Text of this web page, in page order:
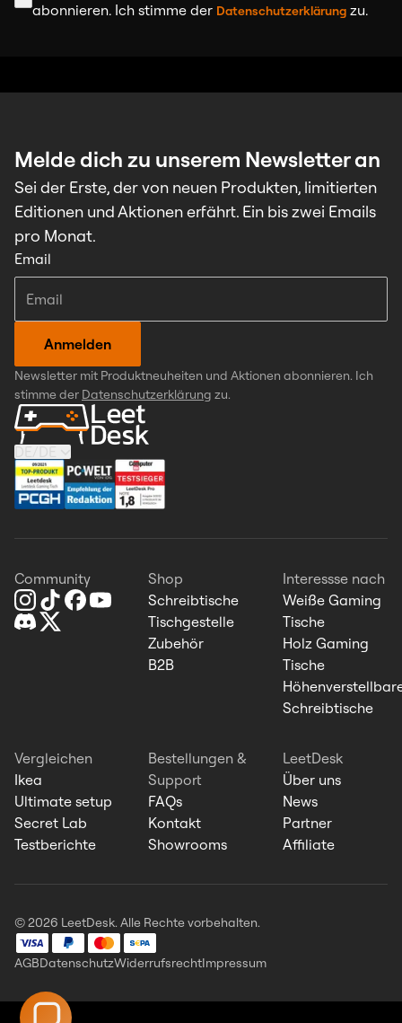
abonnieren. Ich stimme der Datenschutzerklärung zu.
Melde dich zu unserem Newsletter an
Sei der Erste, der von neuen Produkten, limitierten
Editionen und Aktionen erfährt. Ein bis zwei Emails
pro Monat.
Email
Anmelden
Newsletter mit Produktneuheiten und Aktionen abonnieren. Ich
stimme der Datenschutzerklärung zu.
DE
Community
Shop
Schreibtische
Tischgestelle
Zubehör
B2B
Interessse nach
Weiße Gaming
Tische
Holz Gaming
Tische
Schreibtische
Vergleichen
Ikea
Ultimate setup
Secret Lab
Testberichte
Bestellungen &
Support
FAQs
Kontakt
Showrooms
LeetDesk
Über uns
News
Partner
Affiliate
© 2026 LeetDesk. Alle Rechte vorbehalten.
AGBDatenschutzWiderrufsrechtImpressum